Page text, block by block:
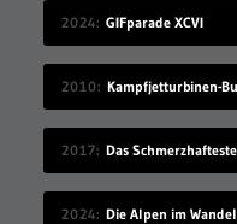
2024 GIFparade XCVI
2010 Kampfjetturbinen-
2017
2024 Die Alpen im